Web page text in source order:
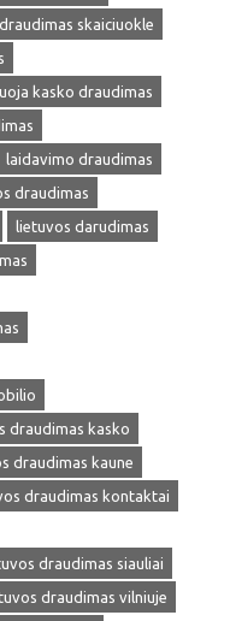
skaiciuokle
kasko draudimas
laidavimo draudimas
draudimas
lietuvos darudimas
draudimas kasko
draudimas kaune
draudimas kontaktai
draudimas siauliai
draudimas vilniuje